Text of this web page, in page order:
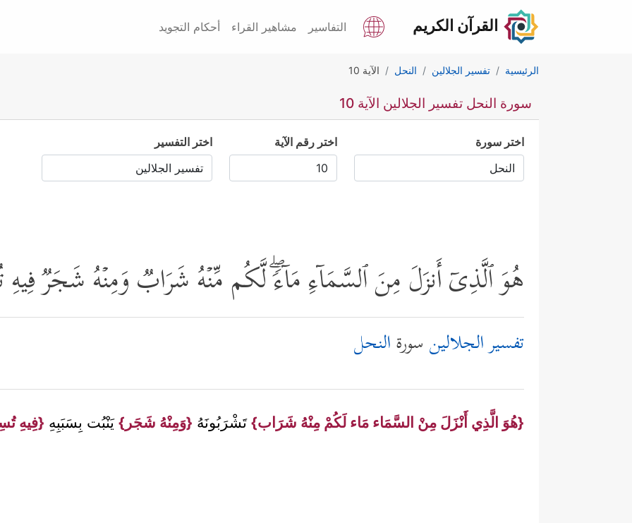
القرآن الكريم التفاسير مشاهير القراء أحكام التجويد
الرئيسية تفسير الجلالين النحل الآية 10
سورة النحل تفسير الجلالين الآية 10
اختر سورة اختر رقم الآية اختر التفسير
هُوَ ٱلَّذِیۤ أَنزَلَ مِنَ ٱلسَّمَاۤءِ مَاۤءࣰۖ لَّكُم مِّنۡهُ شَرَابࣱ وَمِنۡهُ شَجَرࣱ
تفسير الجلالين سورةالنحل
{هُوَ الَّذِي أَنْزَلَ مِنْ السَّمَاء مَاء لَكُمْ مِنْهُ شَرَاب} تَشْرَبُونَهُ {وَمِنْهُ شَجَر} يَنْبُت بِسَبَبِهِ {فِيهِ